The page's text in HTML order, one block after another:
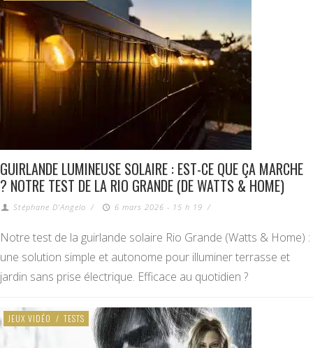
GUIRLANDE LUMINEUSE SOLAIRE : EST-CE QUE ÇA MARCHE
? NOTRE TEST DE LA RIO GRANDE (DE WATTS & HOME)
Stéphane D'Angelo / 6 mars 2026 - 15 h 19 /
Notre test de la guirlande solaire Rio Grande (Watts & Home) :
une solution simple et autonome pour illuminer terrasse et
jardin sans prise électrique. Efficace au quotidien ?
JEUX VIDÉO / TESTS